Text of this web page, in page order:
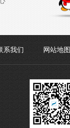
系我们 网站地图